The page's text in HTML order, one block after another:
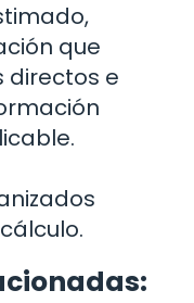
que
directos e